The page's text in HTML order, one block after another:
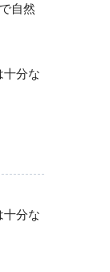
自然
十分な
十分な